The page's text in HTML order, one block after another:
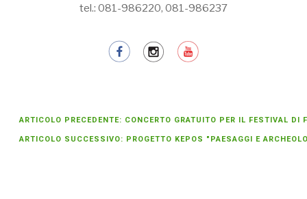
tel.: 081-986220, 081-986237
ARTICOLO PRECEDENTE: CONCERTO GRATUITO PER IL FESTIVAL
ARTICOLO SUCCESSIVO: PROGETTO KEPOS "PAESAGGI E